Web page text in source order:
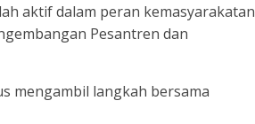
aktif dalam peran kemasyarakatan
Pesantren dan
mengambil langkah bersama